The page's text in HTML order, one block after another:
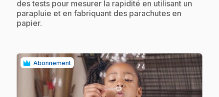
des tests pour mesurer la rapidité en utilisant un
parapluie et en fabriquant des parachutes en
papier.
Abonnement